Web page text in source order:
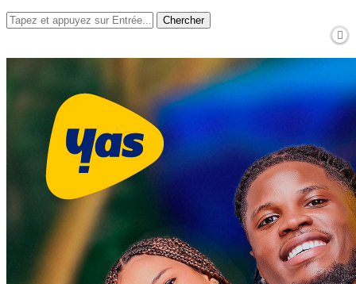
Chercher